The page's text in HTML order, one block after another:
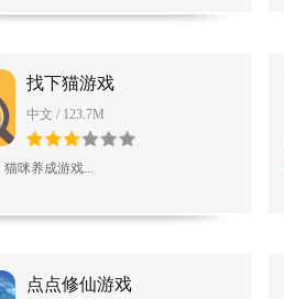
找下猫游戏
中文 / 123.7M
猫咪养成游戏...
点点修仙游戏